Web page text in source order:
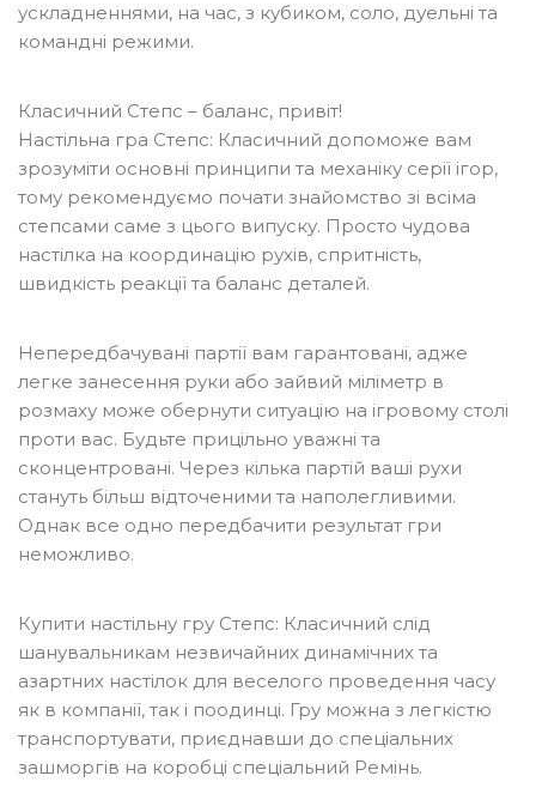
ускладненнями, на час, з кубиком, соло, дуельні та
командні режими.
Класичний Степс – баланс, привіт!
Настільна гра Степс: Класичний допоможе вам
зрозуміти основні принципи та механіку серії ігор,
тому рекомендуємо почати знайомство зі всіма
степсами саме з цього випуску. Просто чудова
настілка на координацію рухів, спритність,
швидкість реакції та баланс деталей.
Непередбачувані партії вам гарантовані, адже
легке занесення руки або зайвий міліметр в
розмаху може обернути ситуацію на ігровому столі
проти вас. Будьте прицільно уважні та
сконцентровані. Через кілька партій ваші рухи
стануть більш відточеними та наполегливими.
Однак все одно передбачити результат гри
неможливо.
Купити настільну гру Степс: Класичний слід
шанувальникам незвичайних динамічних та
азартних настілок для веселого проведення часу
як в компанії, так і поодинці. Гру можна з легкістю
транспортувати, приєднавши до спеціальних
зашморгів на коробці спеціальний Ремінь.